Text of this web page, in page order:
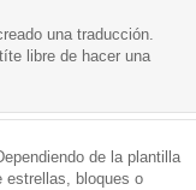
una traducción.
libre de hacer una
de la plantilla
estrellas, bloques o